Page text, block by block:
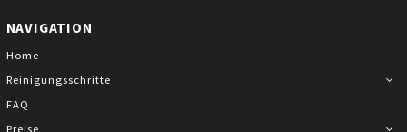
NAVIGATION
Home
Reinigungsschritte
FAQ
Preise